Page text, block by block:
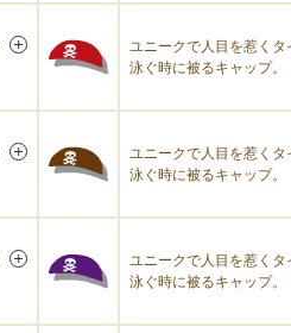
ユニークで人目を惹くタ
泳ぐ時に被るキャップ。
ユニークで人目を惹くタ
泳ぐ時に被るキャップ。
ユニークで人目を惹くタ
泳ぐ時に被るキャップ。